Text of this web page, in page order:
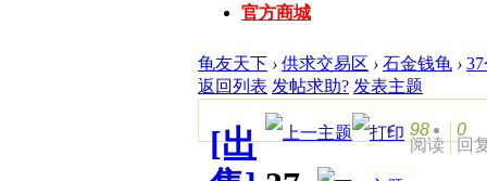
官方商城
龟友天下 › 供求交易区 › 石金钱龟 ›
返回列表 发帖求助? 发表主题
98
阅读
0
回
[出